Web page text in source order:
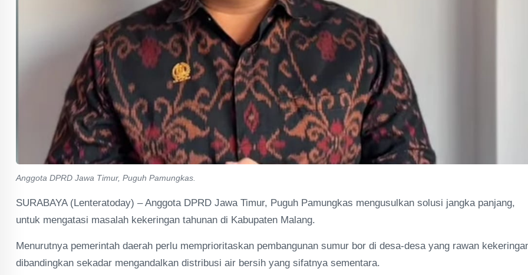
Anggota DPRD Jawa Timur, Puguh Pamungkas.
SURABAYA (Lenteratoday) – Anggota DPRD Jawa Timur, Puguh Pamungkas mengusulkan solusi jangka panjang,
untuk mengatasi masalah kekeringan tahunan di Kabupaten Malang.
Menurutnya pemerintah daerah perlu memprioritaskan pembangunan sumur bor di desa-desa yang rawan
dibandingkan sekadar mengandalkan distribusi air bersih yang sifatnya sementara.